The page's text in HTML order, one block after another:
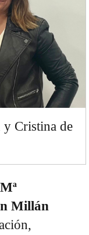
y Cristina de
Mª
Millán